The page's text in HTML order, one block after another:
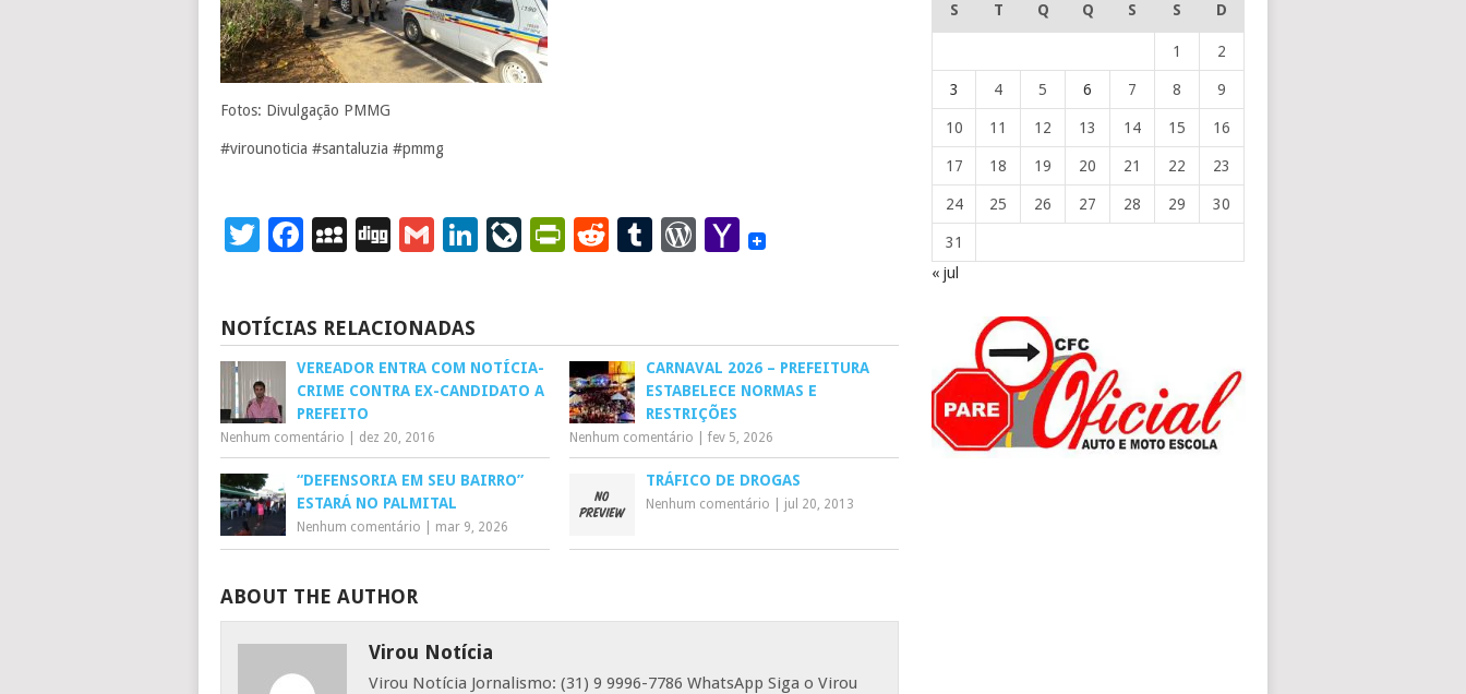
Fotos: Divulgação PMMG
#virounoticia #santaluzia #pmmg
Twitter
Facebook
MySpace
DiggGmailLinkedIn
LiveJournal
PrintFriendly
RedditTumblr
WordPress
Yahoo
NOTÍCIAS RELACIONADAS
VEREADOR ENTRA COM NOTÍCIA-
CRIME CONTRA EX-CANDIDATO A
PREFEITO
Nenhum comentário dez 20, 2016
CARNAVAL 2026 – PREFEITURA
ESTABELECE NORMAS E
RESTRIÇÕES
Nenhum comentário |fev 5, 2026
“DEFENSORIA EM SEU BAIRRO”
ESTARÁ NO PALMITAL
Nenhum comentário mar 9, 2026
TRÁFICO DE DROGAS
Nenhum comentário jul 20, 2013
ABOUT THE AUTHOR
Virou Notícia
Virou Notícia Jornalismo: (31) 9 9996-7786 WhatsApp Siga o Virou
S T Q Q S S D
1 2
3 4 5 6 7 8 9
10 11 12 13 14 15 16
17 18 19 20 21 22 23
24 25 26 27 28 29 30
31
« jul